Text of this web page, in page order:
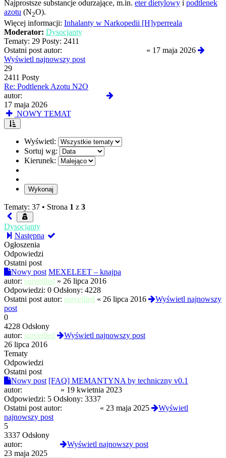
Najprostsze substancje odurzające, m.in. eter dietylowy i podtlenek
azotu (N2O).
Więcej informacji: Inhalanty w Narkopedii [H]yperreala
Moderator: Dysocjanty
Tematy: 29 Posty: 2411
Ostatni post autor:
« 17 maja 2026
Wyświetl najnowszy post
29
2411 Posty
Re: Podtlenek Azotu N2O
autor:
17 maja 2026
NOWY TEMAT
Wyświetl:
Sortuj wg:
Kierunek:
Tematy: 37 • Strona 1 z 3
Dysocjanty
Następna
Ogłoszenia
Odpowiedzi
Ostatni post
Nowy post MEXELEET – knajpa
autor: surveilled » 26 lipca 2016
Odpowiedzi: 0 Odsłony: 4228
Ostatni post autor: surveilled « 26 lipca 2016
Wyświetl najnowszy
post
0
4228 Odsłony
autor: surveilled
Wyświetl najnowszy post
26 lipca 2016
Tematy
Odpowiedzi
Ostatni post
Nowy post [FAQ] MEMANTYNA by techniczny v0.1
autor:
» 19 kwietnia 2023
Odpowiedzi: 5 Odsłony: 3337
Ostatni post autor:
« 23 maja 2025
Wyświetl
najnowszy post
5
3337 Odsłony
autor:
Wyświetl najnowszy post
23 maja 2025